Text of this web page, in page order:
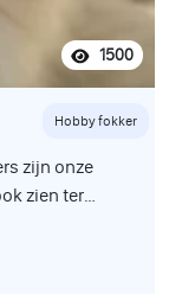
1500
Hobby fokker
zien ter
leven gewoon.
door de